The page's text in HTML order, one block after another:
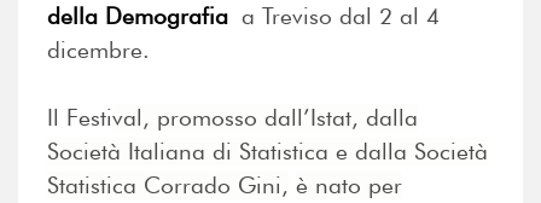
della Demografia a Treviso dal 2 al 4
dicembre.
Il Festival, promosso dall’Istat, dalla
Società Italiana di Statistica e dalla Società
Statistica Corrado Gini, è nato per